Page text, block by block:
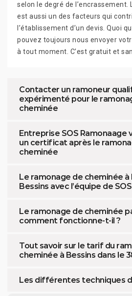
selon le degré de l’encrassement.
est aussi un des facteurs qui
l’établissement d’un devis. Quoi
pouvez toujours nous envoyer
à tout moment. C’est gratuit et
Contacter un ramoneur
expérimenté pour le
cheminée
Entreprise SOS Ramonaage
un certificat après le
cheminée
Le ramonage de cheminée à
Bessins avec l’équipe de
Le ramonage de cheminée
comment fonctionne-t-il ?
Tout savoir sur le tarif du
cheminée à Bessins dans le
Les différentes techniques